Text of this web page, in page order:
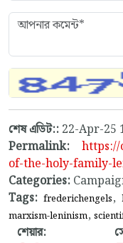
শেষ এডিট:: 22-Apr-25
Permalink:
of-the-holy-family-
Categories:
Tags: frederichengels,
marxism-leninism,
শেয়ার: